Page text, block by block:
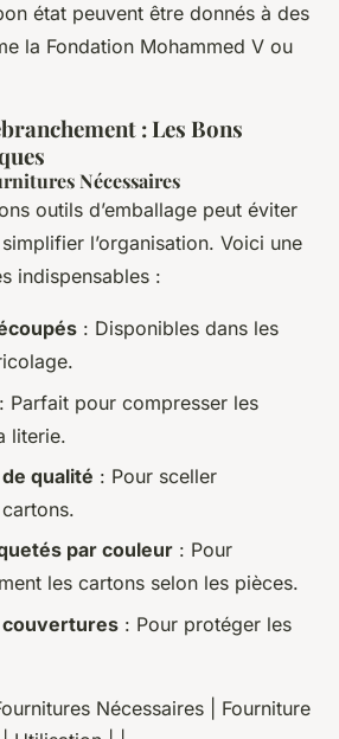
état peuvent être donnés à des
la Fondation Mohammed V ou
: Les Bons
Nécessaires
outils d’emballage peut éviter
l’organisation. Voici une
indispensables :
: Disponibles dans les
: Parfait pour compresser les
literie.
qualité : Pour sceller
par couleur : Pour
les cartons selon les pièces.
couvertures : Pour protéger les
Nécessaires | Fourniture